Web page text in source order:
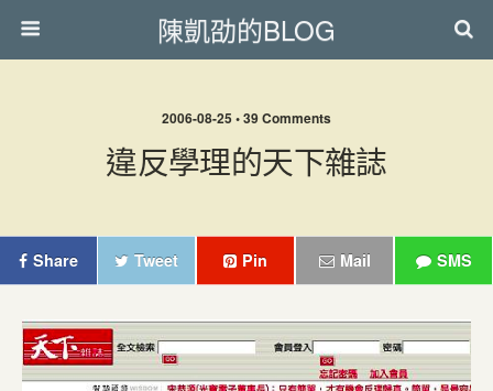
陳凱劭的BLOG
2006-08-25 • 39 Comments
違反學理的天下雜誌
Share Tweet Pin Mail SMS